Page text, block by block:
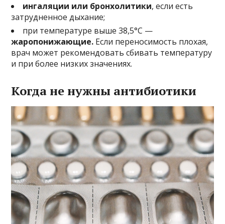
ингаляции или бронхолитики, если есть
затрудненное дыхание;
при температуре выше 38,5°C —
жаропонижающие. Если переносимость плохая,
врач может рекомендовать сбивать температуру
и при более низких значениях.
Когда не нужны антибиотики